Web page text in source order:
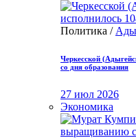
Политика /
Черкесской
со дня образования
27 июл 2026
Экономика